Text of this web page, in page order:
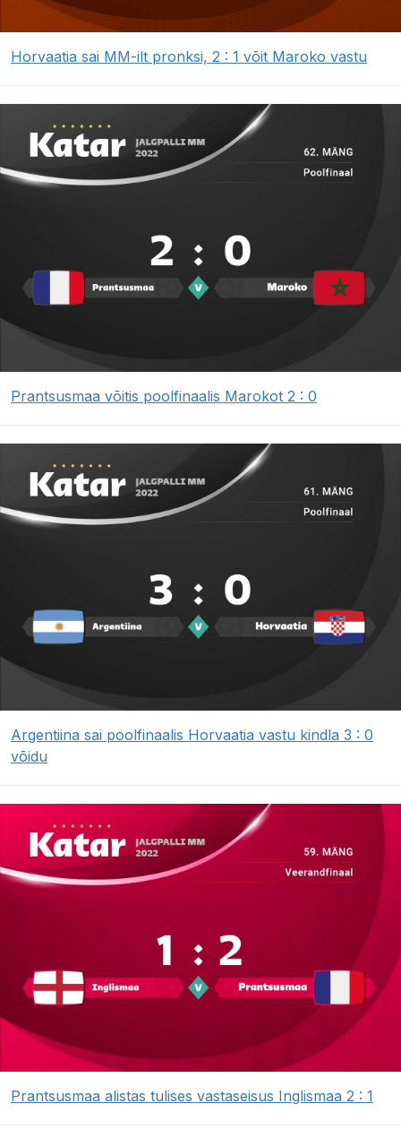
Horvaatia sai MM-ilt pronksi, 2 : 1 võit Maroko vastu
Prantsusmaa võitis poolfinaalis Marokot 2 : 0
Argentiina sai poolfinaalis Horvaatia vastu kindla 3 : 0
võidu
Prantsusmaa alistas tulises vastaseisus Inglismaa 2 : 1